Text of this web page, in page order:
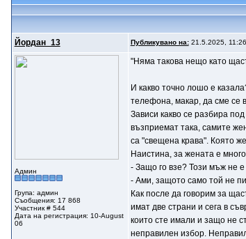
Йордан_13 Публикувано на:21.5.2025, 11:26
Админ
Група: админ
Съобщения: 17 868
Участник # 544
Дата на регистрация: 10-August
06
"Няма такова нещо като
И какво точно лошо е
телефона, макар, да сме се
Зависи какво се разбира
възприемат така, самите
са "свещена крава". Която
Наистина, за жената е
- Защо го взе? Този мъж не е
- Ами, защото само той не
Как после да говорим за
имат две страни и сега в
които сте имали и защо не
неправилен избор.